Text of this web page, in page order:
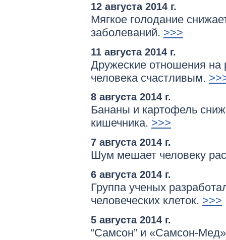
12 августа 2014 г.
Мягкое голодание
заболеваний. >>>
11 августа 2014 г.
Дружеские отношения на
человека счастливым.
8 августа 2014 г.
Бананы и картофель
кишечника. >>>
7 августа 2014 г.
Шум мешает человеку
6 августа 2014 г.
Группа ученых
человеческих клеток. >>>
5 августа 2014 г.
“Самсон” и «Самсон-